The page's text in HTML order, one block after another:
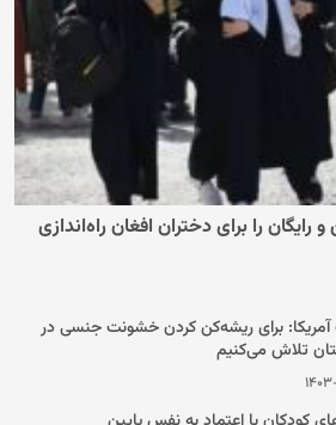
رایگان را برای دختران افغان راه‌اندازی
برای ریشه‌کن کردن خشونت جنسی در
تلاش می‌کنیم
۲-۶